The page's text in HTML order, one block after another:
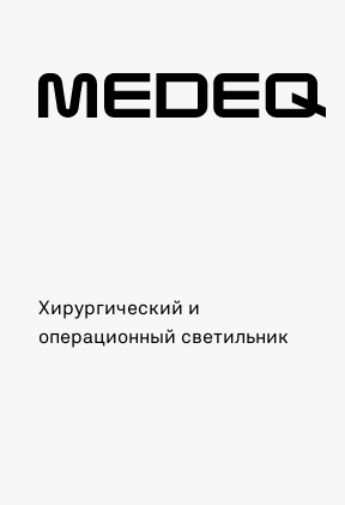
Хирургический и
операционный светильник